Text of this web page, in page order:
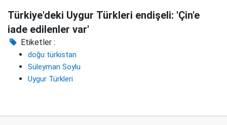
Türkiye'deki Uygur Türkleri endişeli: 'Çin'e
iade edilenler var'
Etiketler :
doğu türkistan
Süleyman Soylu
Uygur Türkleri